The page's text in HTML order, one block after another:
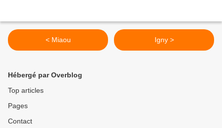
< Miaou Igny >
Hébergé par Overblog
Top articles
Pages
Contact